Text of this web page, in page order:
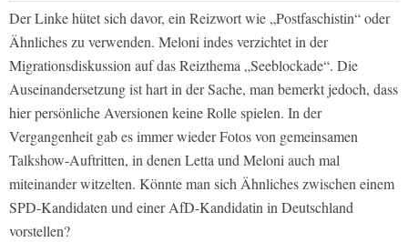
Der Linke hütet sich davor, ein Reizwort wie „Postfaschistin“ oder
Ähnliches zu verwenden. Meloni indes verzichtet in der
Migrationsdiskussion auf das Reizthema „Seeblockade“. Die
Auseinandersetzung ist hart in der Sache, man bemerkt jedoch, dass
hier persönliche Aversionen keine Rolle spielen. In der
Vergangenheit gab es immer wieder Fotos von gemeinsamen
Talkshow-Auftritten, in denen Letta und Meloni auch mal
miteinander witzelten. Könnte man sich Ähnliches zwischen einem
SPD-Kandidaten und einer AfD-Kandidatin in Deutschland
vorstellen?